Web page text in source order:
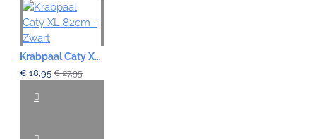
Krabpaal Caty XL 82cm - Zwart
€ 18,95 € 27,95